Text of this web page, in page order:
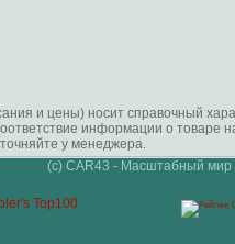
и цены) носит справочный
информации о
у менеджера.
(c) CAR43 - Масштабный мир